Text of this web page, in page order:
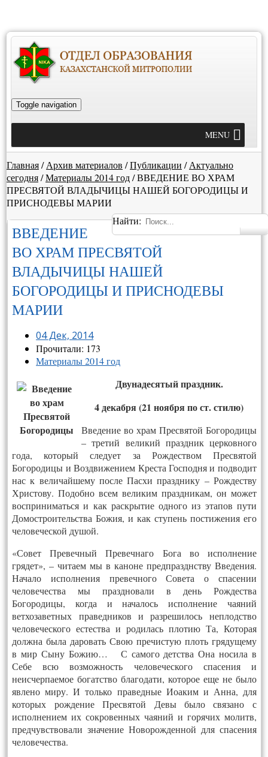
Toggle navigation
MENU
Главная/ Архив материалов /Публикации / Актуально
сегодня/Материалы 2014 год/ВВЕДЕНИЕ ВО ХРАМ
ПРЕСВЯТОЙ ВЛАДЫЧИЦЫ НАШЕЙ БОГОРОДИЦЫ И
ПРИСНОДЕВЫ МАРИИ
Найти:
ВВЕДЕНИЕ
ВО ХРАМ ПРЕСВЯТОЙ
ВЛАДЫЧИЦЫ НАШЕЙ
БОГОРОДИЦЫ И ПРИСНОДЕВЫ
МАРИИ
04 Дек, 2014
Прочитали: 173
Материалы 2014 год
Двунадесятый праздник.
4 декабря (21 ноября по ст. стилю)
Введение во храм Пресвятой Богородицы
– третий великий праздник церковного
года, который следует за Рождеством Пресвятой
Богородицы и Воздвижением Креста Господня и подводит
нас к величайшему после Пасхи празднику – Рождеству
Христову. Подобно всем великим праздникам, он может
восприниматься и как раскрытие одного из этапов пути
Домостроительства Божия, и как ступень постижения его
человеческой душой.
«Совет Превечный Превечнаго Бога во исполнение
грядет», – читаем мы в каноне предпразднству Введения.
Начало исполнения превечного Совета о спасении
человечества мы праздновали в день Рождества
Богородицы, когда и началось исполнение чаяний
ветхозаветных праведников и разрешилось неплодство
человеческого естества и родилась плотию Та, Которая
должна была даровать Свою пречистую плоть грядущему
в мир Сыну Божию… С самого детства Она носила в
Себе всю возможность человеческого спасения и
неисчерпаемое богатство благодати, которое еще не было
явлено миру. И только праведные Иоаким и Анна, для
которых рождение Пресвятой Девы было связано с
исполнением их сокровенных чаяний и горячих молитв,
предчувствовали значение Новорожденной для спасения
человечества.